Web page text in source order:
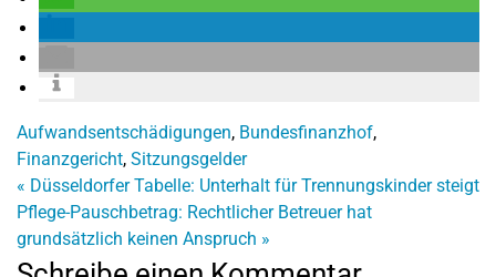
Aufwandsentschädigungen, Bundesfinanzhof,
Finanzgericht, Sitzungsgelder
« Düsseldorfer Tabelle: Unterhalt für Trennungskinder steigt
Pflege-Pauschbetrag: Rechtlicher Betreuer hat
grundsätzlich keinen Anspruch »